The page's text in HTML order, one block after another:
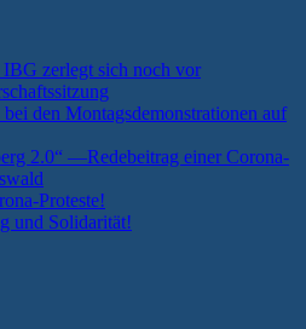
zerlegt sich noch vor
den Montagsdemonstrationen auf
2.0“ —Redebeitrag einer Corona-
Proteste!
und Solidarität!